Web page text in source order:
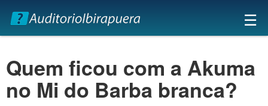
×
☰
Quem ficou com a Akuma
no Mi do Barba branca?